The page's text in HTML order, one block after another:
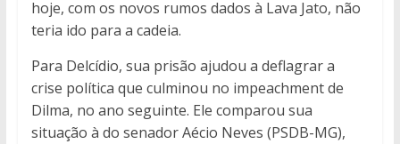
hoje, com os novos rumos dados à Lava Jato, não
teria ido para a cadeia.
Para Delcídio, sua prisão ajudou a deflagrar a
crise política que culminou no impeachment de
Dilma, no ano seguinte. Ele comparou sua
situação à do senador Aécio Neves (PSDB-MG),